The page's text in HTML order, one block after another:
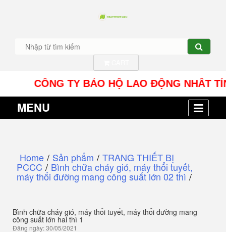
CÔNG TY BẢO HỘ LAO ĐỘNG NHÂT
MENU
Home / Sản phẩm / TRANG THIẾT BỊ
PCCC / Bình chữa cháy gió, máy thổi tuyết,
máy thổi đường mang công suất lớn 02 thì /
Bình chữa cháy gió, máy thổi tuyết, máy thổi đường mang
công suất lớn hai thì 1
Đăng ngày: 30/05/2021